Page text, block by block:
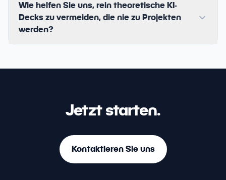
Wie helfen Sie uns, rein theoretische KI-
Decks zu vermeiden, die nie zu Projekten
werden?
Jetzt starten.
Kontaktieren Sie uns